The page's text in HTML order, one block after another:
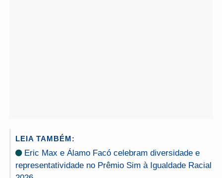
LEIA TAMBÉM:
Eric Max e Álamo Facó celebram diversidade e
representatividade no Prêmio Sim à Igualdade Racial